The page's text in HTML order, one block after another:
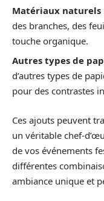
Matériaux naturels
des branches, des
touche organique.
Autres types de
d’autres types de
pour des contrastes
Ces ajouts peuvent
un véritable chef-
de vos événements
différentes
ambiance unique et